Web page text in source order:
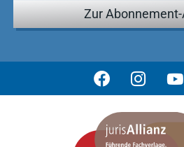
Zur Abonnement-